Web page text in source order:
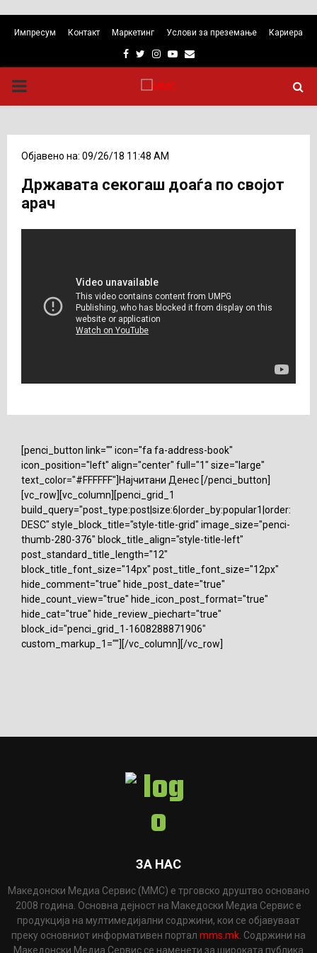
Импресум Контакт Маркетинг Услови за преземање Кариера
Facebook
TwitterInstagram
Youtube
Email
PRIMARY
Објавено на: 09/26/18 11:48 AM
Државата секогаш доаѓа по својот
арач
[penci_button link="" icon="fa fa-address-book"
icon_position="left" align="center" full="1" size="large"
text_color="#FFFFFF"]Најчитани Денес [/penci_button]
[vc_row][vc_column][penci_grid_1
build_query="post_type:post|size:6|order_by:popular1|order:
DESC" style_block_title="style-title-grid" image_size="penci-
thumb-280-376" block_title_align="style-title-left"
post_standard_title_length="12"
block_title_font_size="14px" post_title_font_size="12px"
hide_comment="true" hide_post_date="true"
hide_count_view="true" hide_icon_post_format="true"
hide_cat="true" hide_review_piechart="true"
block_id="penci_grid_1-1608288871906"
custom_markup_1=""][/vc_column][/vc_row]
ЗА НАС
Македонски Медиа Сервис (ММС) е трговско друштво основано
2008 година. Основна дејност на Македоски Медиа Сервис е
продукција на мултимедијални содржини, кои се објавуваат
преку основниот информативен портал mms.mk . Содржини на
Македонски Медиа Сервис се наменети за широката публика